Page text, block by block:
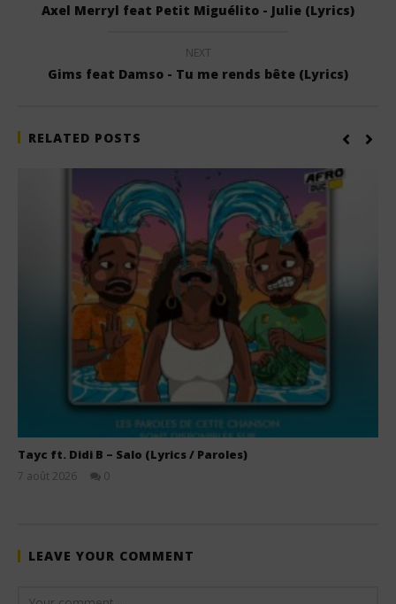
Axel Merryl feat Petit Miguélito - Julie (Lyrics)
NEXT
Gims feat Damso - Tu me rends bête (Lyrics)
RELATED POSTS
Tayc ft. Didi B – Salo (Lyrics / Paroles)
7 août 2026
0
LEAVE YOUR COMMENT